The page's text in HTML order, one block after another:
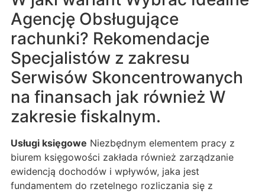
Agencję Obsługujące
rachunki? Rekomendacje
Specjalistów z zakresu
Serwisów Skoncentrowanych
na finansach jak również W
zakresie fiskalnym.
Usługi księgowe Niezbędnym elementem pracy z
biurem księgowości zakłada również zarządzanie
ewidencją dochodów i wpływów, jaka jest
fundamentem do rzetelnego rozliczania się z